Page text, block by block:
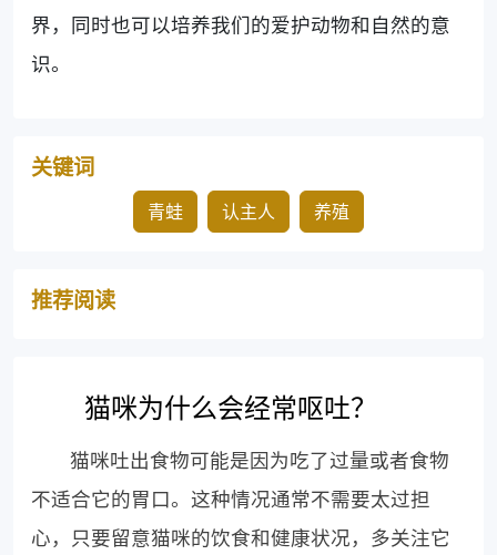
界，同时也可以培养我们的爱护动物和自然的意
识。
关键词
青蛙 认主人 养殖
推荐阅读
猫咪为什么会经常呕吐？
猫咪吐出食物可能是因为吃了过量或者食物
不适合它的胃口。这种情况通常不需要太过担
心，只要留意猫咪的饮食和健康状况，多关注它